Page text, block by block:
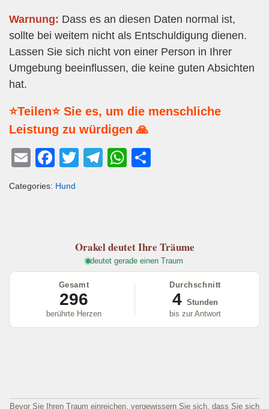
Warnung: Dass es an diesen Daten normal ist,
sollte bei weitem nicht als Entschuldigung dienen.
Lassen Sie sich nicht von einer Person in Ihrer
Umgebung beeinflussen, die keine guten Absichten
hat.
⭐Teilen⭐ Sie es, um die menschliche
Leistung zu würdigen 🙏
E
ail
F
c
o
k
T
T
m
W
p
p
Categories: Hund
Orakeldeutet Ihre Träume
deutet gerade einen Traum
Gesamt
296
berührte Herzen
Durchschnitt
4 Stunden
bis zur Antwort
Bevor Sie Ihren Traum einreichen, vergewissern Sie sich, dass Sie sich